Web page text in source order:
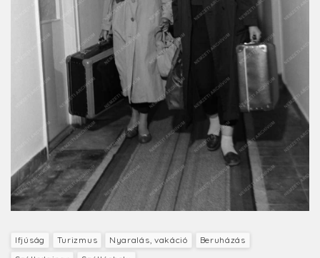
Ifjúság Turizmus Nyaralás, vakáció
Beruházás